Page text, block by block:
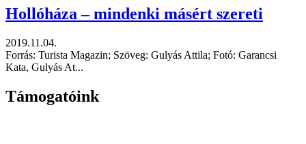
Hollóháza – mindenki másért szereti
2019.11.04.
Forrás: Turista Magazin; Szöveg: Gulyás Attila; Fotó: Garancsi
Kata, Gulyás At...
Támogatóink